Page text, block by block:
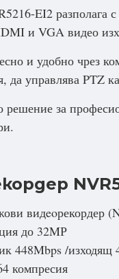
EI2 разполага
и VGA видео
и удобно чрез
да управлява PTZ
решение за
видeoрекордер
до 32MР
448Mbps /изходящ
компресия